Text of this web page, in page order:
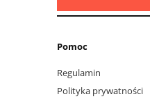
Pomoc
Regulamin
Polityka prywatności